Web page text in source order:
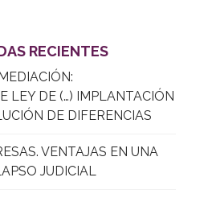
RECIENTES
LEY DE (…) IMPLANTACIÓN
DE DIFERENCIAS
VENTAJAS EN UNA
JUDICIAL